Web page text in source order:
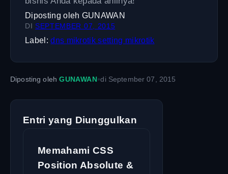
Diposting oleh GUNAWAN
DI SEPTEMBER 07, 2015
Label: dns mikrotiksetting mikrotik
Diposting olehGUNAWAN•di September 07, 2015
Entri yang Diunggulkan
Memahami CSS
Position Absolute &